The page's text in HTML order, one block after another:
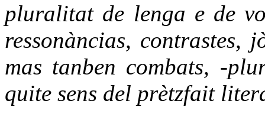
pluralitat de lenga e de
ressonàncias, contrastes,
mas tanben combats, -
quite sens del prètzfait